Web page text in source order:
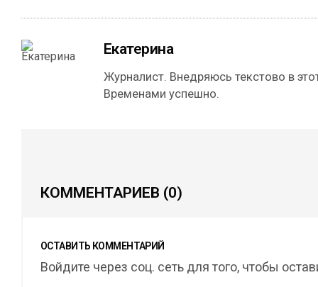
Екатерина
Журналист. Внедряюсь текстово в
Временами успешно.
КОММЕНТАРИЕВ (0)
ОСТАВИТЬ КОММЕНТАРИЙ
Войдите через соц. сеть для того, чтобы